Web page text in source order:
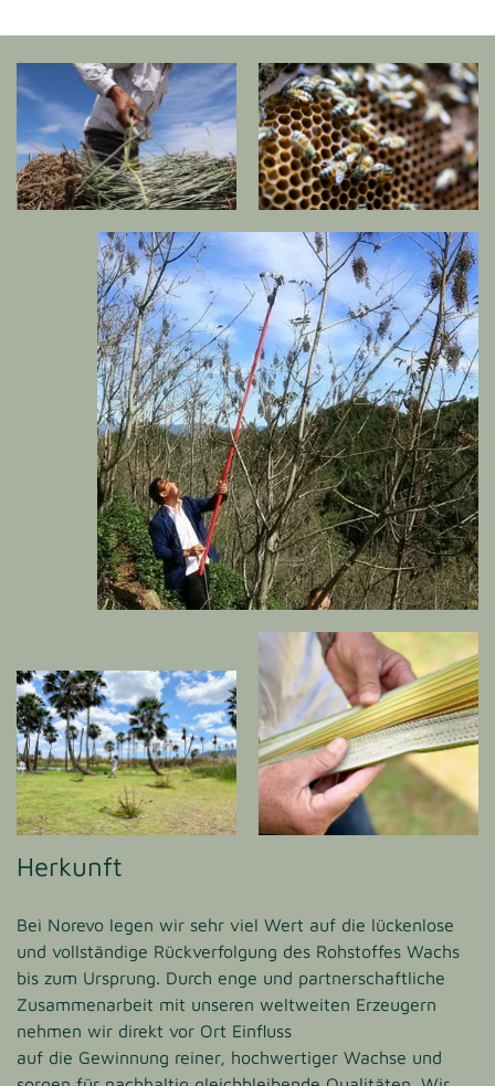
Herkunft
Bei Norevo legen wir sehr viel Wert auf die lückenlose
und vollständige Rückverfolgung des Rohstoffes Wachs
bis zum Ursprung. Durch enge und partnerschaftliche
Zusammenarbeit mit unseren weltweiten Erzeugern
nehmen wir direkt vor Ort Einfluss
auf die Gewinnung reiner, hochwertiger Wachse und